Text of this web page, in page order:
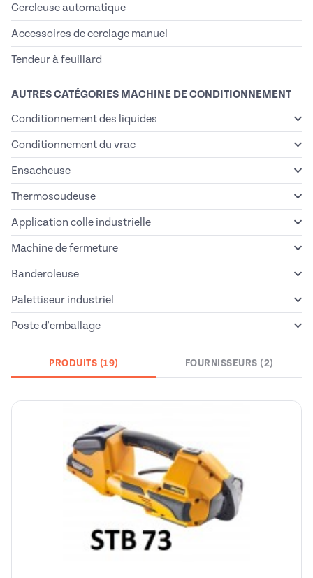
Cercleuse automatique
Accessoires de cerclage manuel
Tendeur à feuillard
AUTRES CATÉGORIES MACHINE DE CONDITIONNEMENT
Conditionnement des liquides
Conditionnement du vrac
Ensacheuse
Thermosoudeuse
Application colle industrielle
Machine de fermeture
Banderoleuse
Palettiseur industriel
Poste d'emballage
PRODUITS (19) FOURNISSEURS (2)